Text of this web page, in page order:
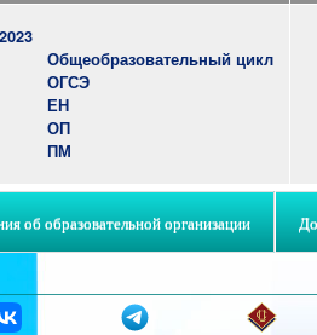
2023
Общеобразовательный цикл
ОГСЭ
ЕН
ОП
ПМ
об образовательной организации